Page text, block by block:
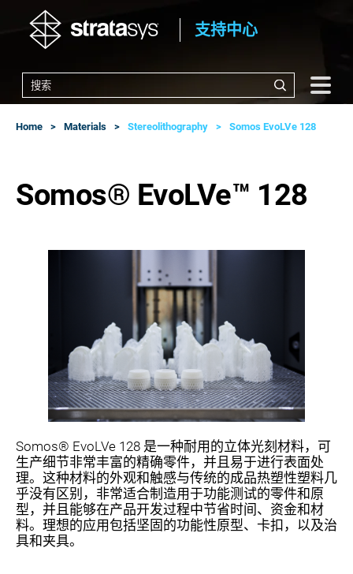
支持中心
Home Materials Stereolithography Somos EvoLVe 128
Somos® EvoLVe™ 128
Somos® EvoLVe 128 是一种耐用的立体光刻材料，可
生产细节非常丰富的精确零件，并且易于进行表面处
理。这种材料的外观和触感与传统的成品热塑性塑料几
乎没有区别，非常适合制造用于功能测试的零件和原
型，并且能够在产品开发过程中节省时间、资金和材
料。理想的应用包括坚固的功能性原型、卡扣，以及治
具和夹具。